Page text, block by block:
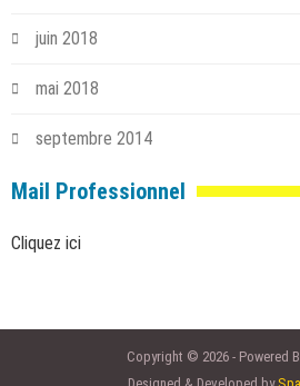
juin 2018
mai 2018
septembre 2014
Mail Professionnel
Cliquez ici
Copyright © 2026 - Powered